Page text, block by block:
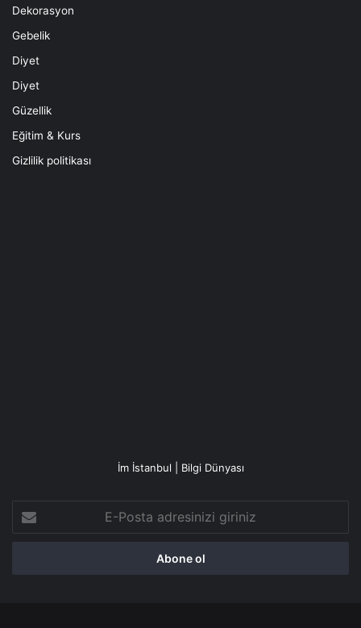
Dekorasyon
Gebelik
Diyet
Diyet
Güzellik
Eğitim & Kurs
Gizlilik politikası
İm İstanbul | Bilgi Dünyası
Posta
adresinizi